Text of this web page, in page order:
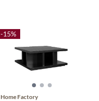
-15%
Home Factory